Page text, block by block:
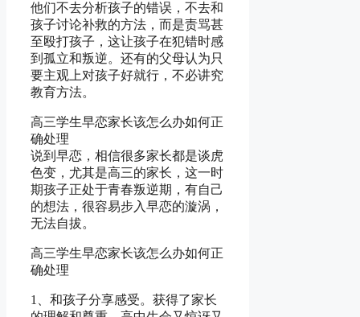
他们不去分析孩子的错误，不去和
孩子讨论补救的方法，而是责骂甚
至殴打孩子，这让孩子在犯错时感
到孤立和叛逆。还有的父母认为只
要主观上对孩子好就行，不必讲究
教育方法。
高三学生早恋家长该怎么办如何正
确处理
说到早恋，相信很多家长都是谈虎
色变，尤其是高三的家长，这一时
期孩子正处于青春叛逆期，有自己
的想法，很容易步入早恋的漩涡，
无法自拔。
高三学生早恋家长该怎么办如何正
确处理
1、和孩子分享感受。获得了家长